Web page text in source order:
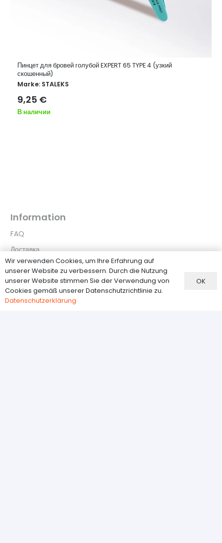
Пинцет для бровей голубой EXPERT 65 TYPE 4 (узкий
скошенный)
Marke: STALEKS
9,25 €
В наличии
Information
FAQ
Доставка
Zahlungsmethoden
Widerrufsbelehrung
Datenschutzerklärung
Wir verwenden Cookies, um Ihre Erfahrung auf
unserer Website zu verbessern. Durch die Nutzung
unserer Website stimmen Sie der Verwendung von
Cookies gemäß unserer Datenschutzrichtlinie zu.
Datenschutzerklärung
OK